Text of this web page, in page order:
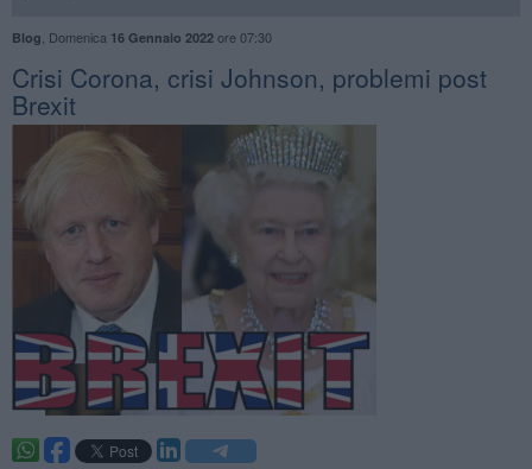
Blog Domenica 16 Gennaio 2022ore 07:30
Crisi Corona, crisi Johnson, problemi post
Brexit